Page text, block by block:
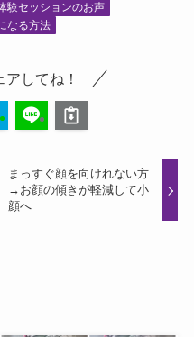
験セッションのお声
なる方法
してね！
まっすぐ顔を向けれない方
→お顔の傾きが軽減して小
顔へ